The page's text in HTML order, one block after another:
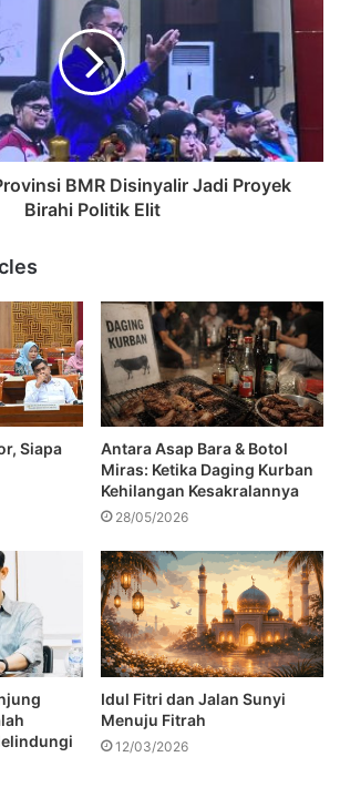
BMR Disinyalir Jadi Proyek
Birahi Politik Elit
Siapa
Antara Asap Bara & Botol
Miras: Ketika Daging Kurban
Kehilangan Kesakralannya
28/05/2026
Idul Fitri dan Jalan Sunyi
Menuju Fitrah
12/03/2026